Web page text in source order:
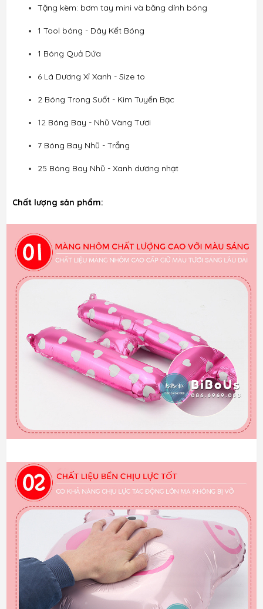
Tặng kèm: bơm tay mini và băng dính bóng
1 Tool bóng - Dây Kết Bóng
1 Bóng Quả Dứa
6 Lá Dương Xỉ Xanh - Size to
2 Bóng Trong Suốt - Kim Tuyến Bạc
12 Bóng Bay - Nhũ Vàng Tươi
7 Bóng Bay Nhũ - Trắng
25 Bóng Bay Nhũ - Xanh dương nhạt
Chất lượng sản phẩm: